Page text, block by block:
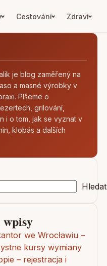
Cestování Zdraví
je blog zaměřený na
a masné výrobky v
Píšeme o
grilování,
i o tom, jak se vyznat v
klobás a dalších
Hledat
we Wrocławiu –
kursy wymiany
– rejestracja i